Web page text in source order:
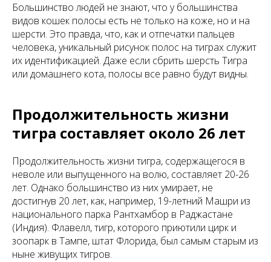
Большинство людей не знают, что у большинства
видов кошек полосы есть не только на коже, но и на
шерсти. Это правда, что, как и отпечатки пальцев
человека, уникальный рисунок полос на тиграх служит
их идентификацией. Даже если сбрить шерсть Тигра
или домашнего кота, полосы все равно будут видны.
Продолжительность жизни
тигра составляет около 26 лет
Продолжительность жизни тигра, содержащегося в
неволе или выпущенного на волю, составляет 20-26
лет. Однако большинство из них умирает, не
достигнув 20 лет, как, например, 19-летний Машри из
национального парка Рантхамбор в Раджастане
(Индия). Флавелл, тигр, которого приютили цирк и
зоопарк в Тампе, штат Флорида, был самым старым из
ныне живущих тигров.